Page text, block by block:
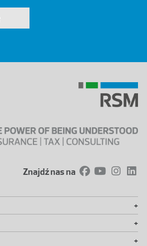
Znajdź nas na
+
+
+